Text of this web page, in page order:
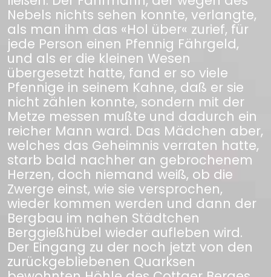
Nebels nichts sehen konnte, verlangte,
als man ihm das «Hol über« zurief, für
jede Person einen Pfennig Fährgeld,
und als er die kleinen Wesen
übergesetzt hatte, fand er so viele
Pfennige in seinem Kahne, daß er sie
nicht zählen konnte, sondern mit der
Metze messen mußte und dadurch ein
reicher Mann ward. Das Mädchen aber,
welches das Geheimnis verraten hatte,
starb bald nachher an gebrochenem
Herzen, doch niemand weiß, ob die
Zwerge einst, wie sie versprochen,
wieder kommen werden und dann der
Bergbau im nahen Städtchen
Berggießhübel wieder aufleben wird.
Der Eingang zu der noch jetzt von den
zurückgebliebenen Quarksen